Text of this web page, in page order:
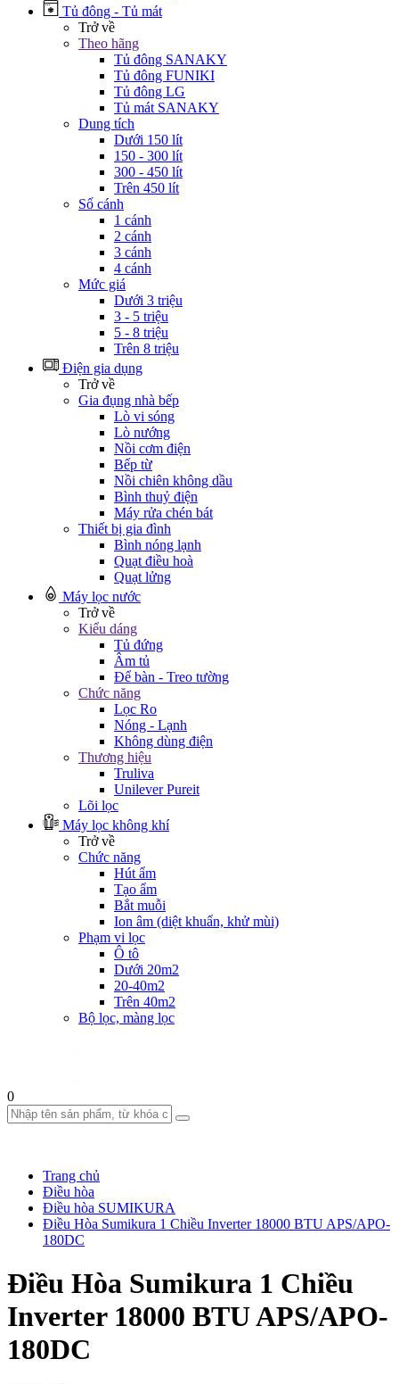
Tủ đông - Tủ mát
Trở về
Theo hãng
Tủ đông SANAKY
Tủ đông FUNIKI
Tủ đông LG
Tủ mát SANAKY
Dung tích
Dưới 150 lít
150 - 300 lít
300 - 450 lít
Trên 450 lít
Số cánh
1 cánh
2 cánh
3 cánh
4 cánh
Mức giá
Dưới 3 triệu
3 - 5 triệu
5 - 8 triệu
Trên 8 triệu
Điện gia dụng
Trở về
Gia đụng nhà bếp
Lò vi sóng
Lò nướng
Nồi cơm điện
Bếp từ
Nồi chiên không dầu
Bình thuỷ điện
Máy rửa chén bát
Thiết bị gia đình
Bình nóng lạnh
Quạt điều hoà
Quạt lửng
Máy lọc nước
Trở về
Kiểu dáng
Tủ đứng
Âm tủ
Để bàn - Treo tường
Chức năng
Lọc Ro
Nóng - Lạnh
Không dùng điện
Thương hiệu
Truliva
Unilever Pureit
Lõi lọc
Máy lọc không khí
Trở về
Chức năng
Hút ẩm
Tạo ẩm
Bắt muỗi
Ion âm (diệt khuẩn, khử mùi)
Phạm vi lọc
Ô tô
Dưới 20m2
20-40m2
Trên 40m2
Bộ lọc, màng lọc
0
Trang chủ
Điều hòa
Điều hòa SUMIKURA
Điều Hòa Sumikura 1 Chiều Inverter 18000 BTU APS/APO-
180DC
Điều Hòa Sumikura 1 Chiều
Inverter 18000 BTU APS/APO-
180DC